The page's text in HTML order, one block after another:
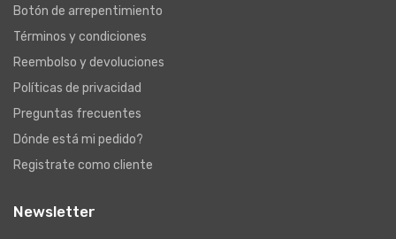
Botón de arrepentimiento
Términos y condiciones
Reembolso y devoluciones
Políticas de privacidad
Preguntas frecuentes
Dónde está mi pedido?
Registrate como cliente
Newsletter